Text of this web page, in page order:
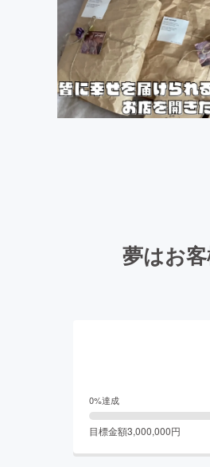
夢はお
0%達成
目標金額3,000,000円